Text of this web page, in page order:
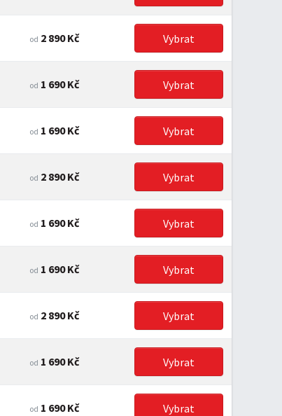
od 2 890 Kč Vybrat
od 1 690 Kč Vybrat
od 1 690 Kč Vybrat
od 2 890 Kč Vybrat
od 1 690 Kč Vybrat
od 1 690 Kč Vybrat
od 2 890 Kč Vybrat
od 1 690 Kč Vybrat
od 1 690 Kč Vybrat